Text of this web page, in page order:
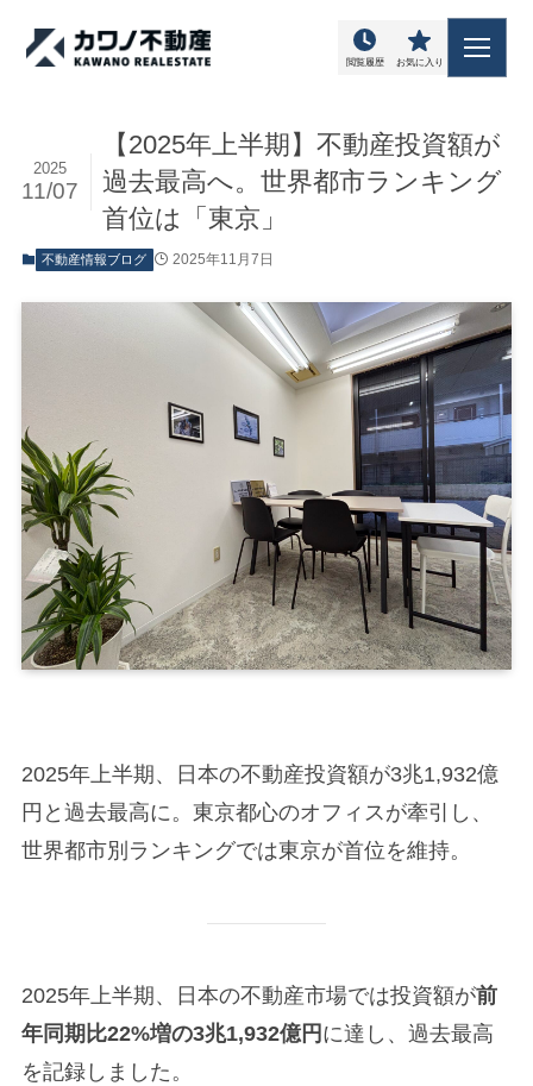
閲覧履歴 お気に入り
【2025年上半期】不動産投資額が
過去最高へ。世界都市ランキング
首位は「東京」
2025
11/07
不動産情報ブログ 2025年11月7日
2025年上半期、日本の不動産投資額が3兆1,932億
円と過去最高に。東京都心のオフィスが牽引し、
世界都市別ランキングでは東京が首位を維持。
2025年上半期、日本の不動産市場では投資額が前
年同期比22%増の3兆1,932億円 に達し、過去最高
を記録しました。